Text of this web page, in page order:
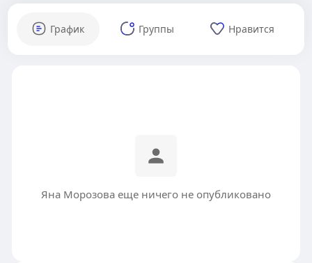
График Группы Нравится
Яна Морозова еще ничего не опубликовано